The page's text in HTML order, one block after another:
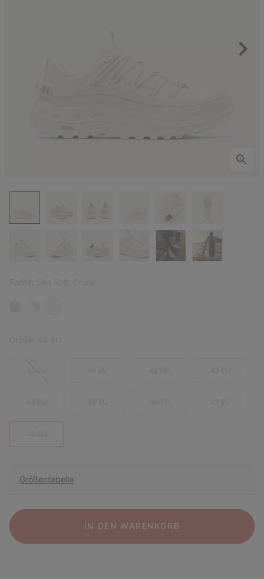
Größentabelle
IN DEN WARENKORB